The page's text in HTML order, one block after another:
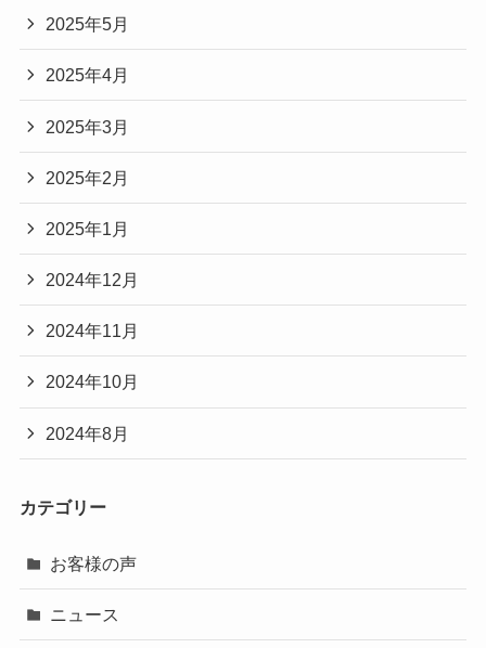
2025年5月
2025年4月
2025年3月
2025年2月
2025年1月
2024年12月
2024年11月
2024年10月
2024年8月
カテゴリー
お客様の声
ニュース